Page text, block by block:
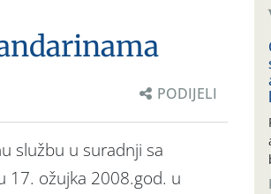
PODIJELI
službu u suradnji sa
17. ožujka 2008.god. u